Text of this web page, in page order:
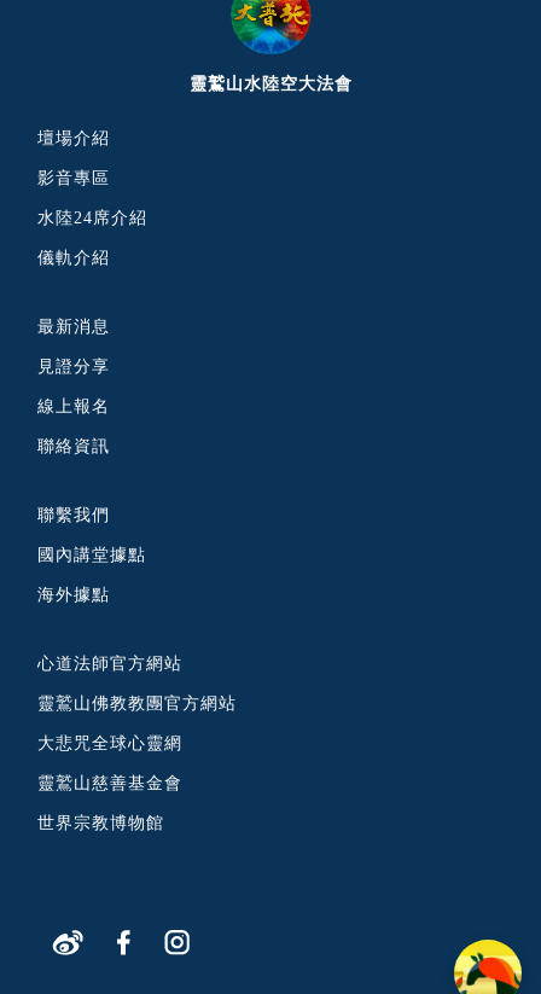
靈鷲山水陸空大法會
壇場介紹
影音專區
水陸24席介紹
儀軌介紹
最新消息
見證分享
線上報名
聯絡資訊
聯繫我們
國內講堂據點
海外據點
心道法師官方網站
靈鷲山佛教教團官方網站
大悲咒全球心靈網
靈鷲山慈善基金會
世界宗教博物館